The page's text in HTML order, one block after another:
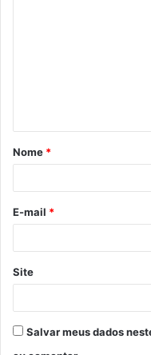
á
r
*
Nome *
E-mail *
Site
Salvar meus dados